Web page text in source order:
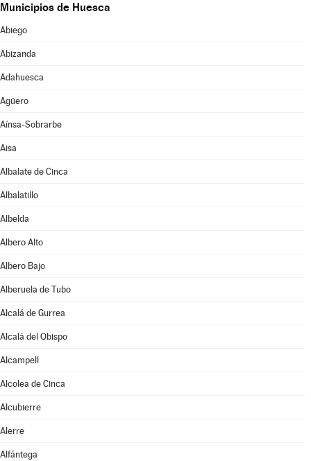
Municipios de Huesca
Abiego
Abizanda
Adahuesca
Agüero
Aínsa-Sobrarbe
Aisa
Albalate de Cinca
Albalatillo
Albelda
Albero Alto
Albero Bajo
Alberuela de Tubo
Alcalá de Gurrea
Alcalá del Obispo
Alcampell
Alcolea de Cinca
Alcubierre
Alerre
Alfántega